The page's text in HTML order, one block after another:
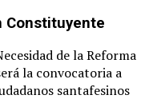
Constituyente
de la Reforma
la convocatoria a
santafesinos